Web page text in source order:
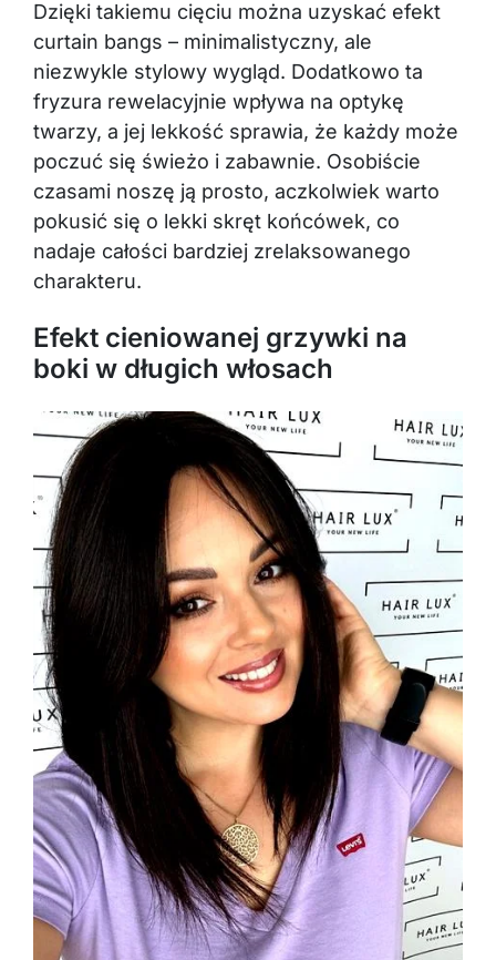
Dzięki takiemu cięciu można uzyskać efekt
curtain bangs – minimalistyczny, ale
niezwykle stylowy wygląd. Dodatkowo ta
fryzura rewelacyjnie wpływa na optykę
twarzy, a jej lekkość sprawia, że każdy może
poczuć się świeżo i zabawnie. Osobiście
czasami noszę ją prosto, aczkolwiek warto
pokusić się o lekki skręt końcówek, co
nadaje całości bardziej zrelaksowanego
charakteru.
Efekt cieniowanej grzywki na
boki w długich włosach